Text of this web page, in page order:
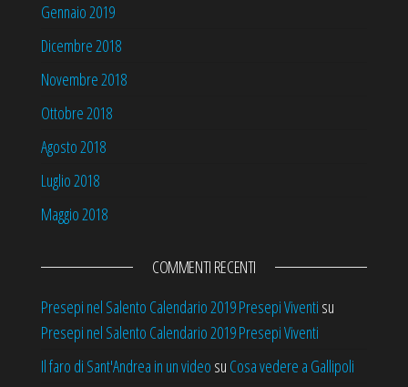
Gennaio 2019
Dicembre 2018
Novembre 2018
Ottobre 2018
Agosto 2018
Luglio 2018
Maggio 2018
COMMENTI RECENTI
Presepi nel Salento Calendario 2019 Presepi Viventi su
Presepi nel Salento Calendario 2019 Presepi Viventi
Il faro di Sant'Andrea in un video su Cosa vedere a Gallipoli